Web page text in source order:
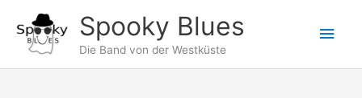
Inhalt
springen
Spooky Blues
Die Band von der Westküste